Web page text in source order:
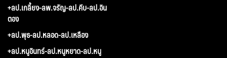
+ลป.เกลี้ยง-ลพ.จรัญ-ลป.คีบ-ลป.อิน
ตอง
+ลป.พุธ-ลป.หลอด-ลป.เหลือง
+ลป.หนูอินทร์-ลป.หนูหยาด-ลป.หนู